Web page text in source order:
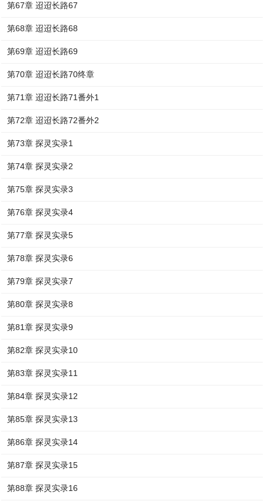
第67章 迢迢长路67
第68章 迢迢长路68
第69章 迢迢长路69
第70章 迢迢长路70终章
第71章 迢迢长路71番外1
第72章 迢迢长路72番外2
第73章 探灵实录1
第74章 探灵实录2
第75章 探灵实录3
第76章 探灵实录4
第77章 探灵实录5
第78章 探灵实录6
第79章 探灵实录7
第80章 探灵实录8
第81章 探灵实录9
第82章 探灵实录10
第83章 探灵实录11
第84章 探灵实录12
第85章 探灵实录13
第86章 探灵实录14
第87章 探灵实录15
第88章 探灵实录16